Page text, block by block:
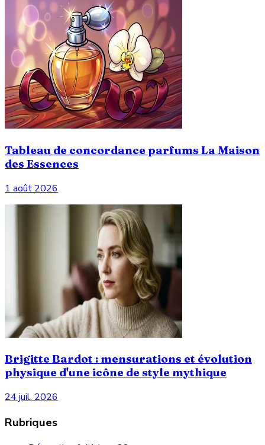
Tableau de concordance parfums La Maison
des Essences
1 août 2026
Brigitte Bardot : mensurations et évolution
physique d'une icône de style mythique
24 juil. 2026
Rubriques